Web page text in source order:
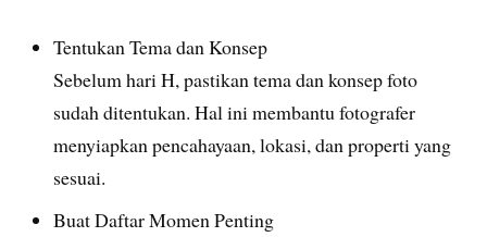
Tentukan Tema dan Konsep
Sebelum hari H, pastikan tema dan konsep foto
sudah ditentukan. Hal ini membantu fotografer
menyiapkan pencahayaan, lokasi, dan properti yang
sesuai.
Buat Daftar Momen Penting